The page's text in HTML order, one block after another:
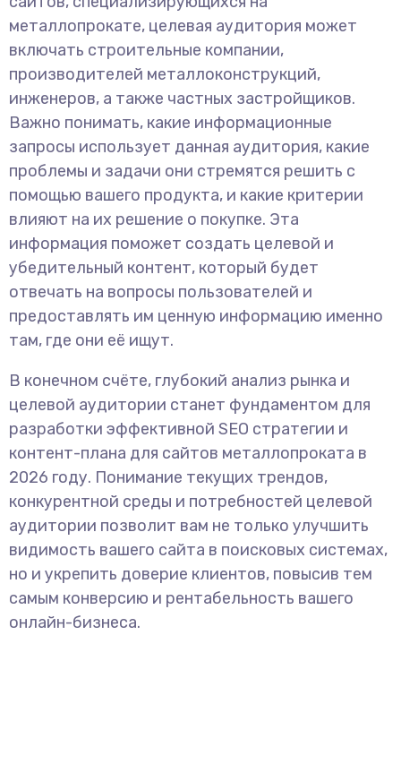
металлопрокате, целевая аудитория может
включать строительные компании,
производителей металлоконструкций,
инженеров, а также частных застройщиков.
Важно понимать, какие информационные
запросы использует данная аудитория, какие
проблемы и задачи они стремятся решить с
помощью вашего продукта, и какие критерии
влияют на их решение о покупке. Эта
информация поможет создать целевой и
убедительный контент, который будет
отвечать на вопросы пользователей и
предоставлять им ценную информацию именно
там, где они её ищут.
В конечном счёте, глубокий анализ рынка и
целевой аудитории станет фундаментом для
разработки эффективной SEO стратегии и
контент-плана для сайтов металлопроката в
2026 году. Понимание текущих трендов,
конкурентной среды и потребностей целевой
аудитории позволит вам не только улучшить
видимость вашего сайта в поисковых системах,
но и укрепить доверие клиентов, повысив тем
самым конверсию и рентабельность вашего
онлайн-бизнеса.